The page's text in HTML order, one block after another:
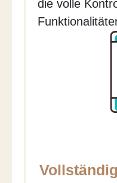
die volle